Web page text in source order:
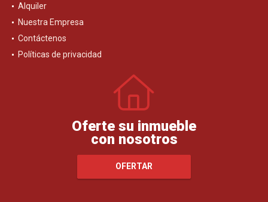
Alquiler
Nuestra Empresa
Contáctenos
Políticas de privacidad
Oferte su inmueble
con nosotros
OFERTAR